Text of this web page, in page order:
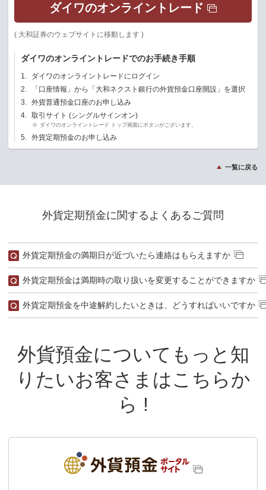
ダイワのオンライントレード
( 大和証券のウェブサイトに移動します )
ダイワのオンライントレードでのお手続き手順
1.
ダイワのオンライントレードにログイン
2.
「口座情報」から「大和ネクスト銀行の外貨預金口座開設」を選択
3.
外貨普通預金口座のお申し込み
4.
取引サイト (シングルサインオン)
※ ダイワのオンライントレード トップ画面にボタンがございます。
5. 外貨定期預金のお申し込み
一覧に戻る
外貨定期預金に関するよくあるご質問
外貨定期預金の満期日が近づいたら連絡はもらえますか
外貨定期預金は満期時の取り扱いを変更することができますか
外貨定期預金を中途解約したいときは、どうすればいいですか
外貨預金についてもっと知
りたいお客さまはこちらか
ら !